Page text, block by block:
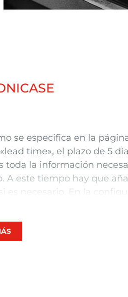
se especifica en la
time», el plazo de 5
toda la información
A este tiempo hay que
es necesario. En la
completa.
del prototipo, el